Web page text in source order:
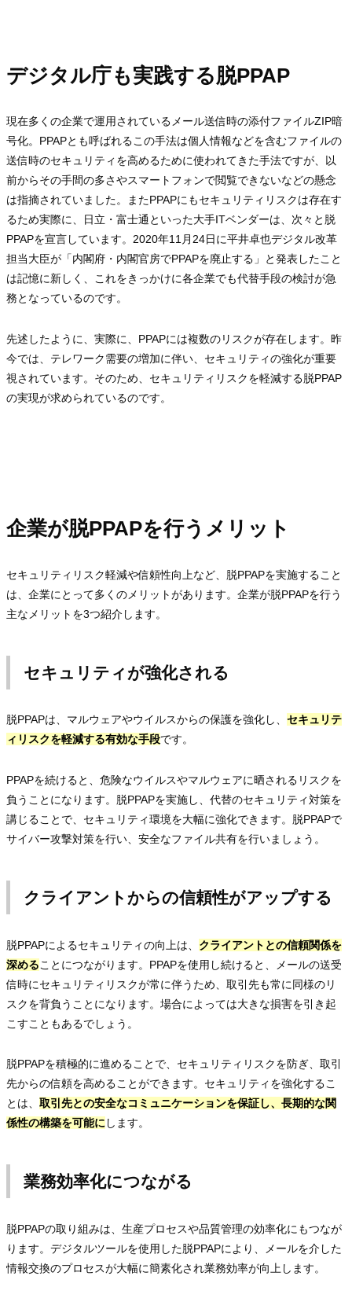
デジタル庁も実践する脱PPAP
現在多くの企業で運用されているメール送信時の添付ファイルZIP暗
号化。PPAPとも呼ばれるこの手法は個人情報などを含むファイルの
送信時のセキュリティを高めるために使われてきた手法ですが、以
前からその手間の多さやスマートフォンで閲覧できないなどの懸念
は指摘されていました。またPPAPにもセキュリティリスクは存在す
るため実際に、日立・富士通といった大手ITベンダーは、次々と脱
PPAPを宣言しています。2020年11月24日に平井卓也デジタル改革
担当大臣が「内閣府・内閣官房でPPAPを廃止する」と発表したこと
は記憶に新しく、これをきっかけに各企業でも代替手段の検討が急
務となっているのです。
先述したように、実際に、PPAPには複数のリスクが存在します。昨
今では、テレワーク需要の増加に伴い、セキュリティの強化が重要
視されています。そのため、セキュリティリスクを軽減する脱PPAP
の実現が求められているのです。
企業が脱PPAPを行うメリット
セキュリティリスク軽減や信頼性向上など、脱PPAPを実施すること
は、企業にとって多くのメリットがあります。企業が脱PPAPを行う
主なメリットを3つ紹介します。
セキュリティが強化される
脱PPAPは、マルウェアやウイルスからの保護を強化し、 セキュリテ
ィリスクを軽減する有効な手段です。
PPAPを続けると、危険なウイルスやマルウェアに晒されるリスクを
負うことになります。脱PPAPを実施し、代替のセキュリティ対策を
講じることで、セキュリティ環境を大幅に強化できます。脱PPAPで
サイバー攻撃対策を行い、安全なファイル共有を行いましょう。
クライアントからの信頼性がアップする
脱PPAPによるセキュリティの向上は、 クライアントとの信頼関係を
深めることにつながります。PPAPを使用し続けると、メールの送受
信時にセキュリティリスクが常に伴うため、取引先も常に同様のリ
スクを背負うことになります。場合によっては大きな損害を引き起
こすこともあるでしょう。
脱PPAPを積極的に進めることで、セキュリティリスクを防ぎ、取引
先からの信頼を高めることができます。セキュリティを強化するこ
とは、 取引先との安全なコミュニケーションを保証し、長期的な関
係性の構築を可能にします。
業務効率化につながる
脱PPAPの取り組みは、生産プロセスや品質管理の効率化にもつなが
ります。デジタルツールを使用した脱PPAPにより、メールを介した
情報交換のプロセスが大幅に簡素化され業務効率が向上します。